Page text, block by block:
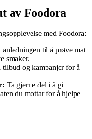
av Foodora
med Foodora:
anledningen til å prøve mat
smaker.
tilbud og kampanjer for å
Ta gjerne del i å gi
du mottar for å hjelpe